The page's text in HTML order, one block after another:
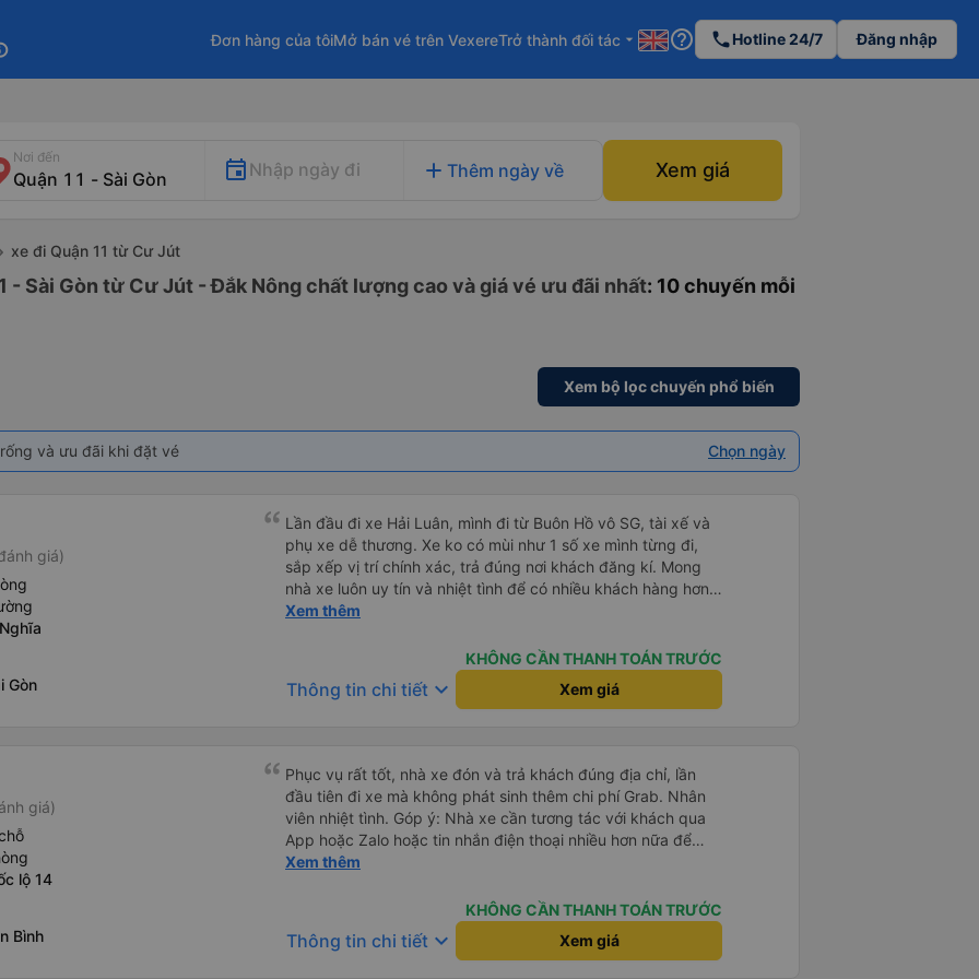
Đơn hàng của tôiMở bán vé trên VexereTrở thành đối tác arrow_drop_down help_outline phoneHotline 24/7 Đăng nhập
Nơi đến
Nhập ngày đi add Thêm ngày về Xem giá
xe đi Quận 11 từ Cư Jút
- Sài Gòn từ Cư Jút - Đắk Nông chất lượng cao và giá vé ưu đãi nhất: 10 chuyến mỗi
Xem bộ lọc chuyến phổ biến
và ưu đãi khi đặt vé Chọn ngày
giá)
Gòn
Lần đầu đi xe Hải Luân, mình đi từ Buôn Hồ vô SG, tài xế và
phụ xe dễ thương. Xe ko có mùi như 1 số xe mình từng đi,
sắp xếp vị trí chính xác, trả đúng nơi khách đăng kí. Mong
nhà xe luôn uy tín và nhiệt tình để có nhiều khách hàng hơn
nữa
Xem thêm
KHÔNG CẦN THANH TOÁN TRƯỚC
Thông tin chi tiết keyboard_arrow_down Xem giá
giá)
lộ 14
Bình
Phục vụ rất tốt, nhà xe đón và trả khách đúng địa chỉ, lần
đầu tiên đi xe mà không phát sinh thêm chi phí Grab. Nhân
viên nhiệt tình. Góp ý: Nhà xe cần tương tác với khách qua
App hoặc Zalo hoặc tin nhắn điện thoại nhiều hơn nữa để
hành khách yên tâm đặc biệt là khách đặt vé qua App. Chân
Xem thêm
KHÔNG CẦN THANH TOÁN TRƯỚC
Thông tin chi tiết keyboard_arrow_down Xem giá